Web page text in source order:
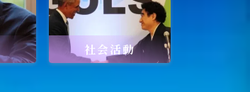
実業家 社会活動
社会活動